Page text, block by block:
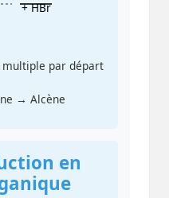
+ HBr
multiple par départ
→ Alcène
en